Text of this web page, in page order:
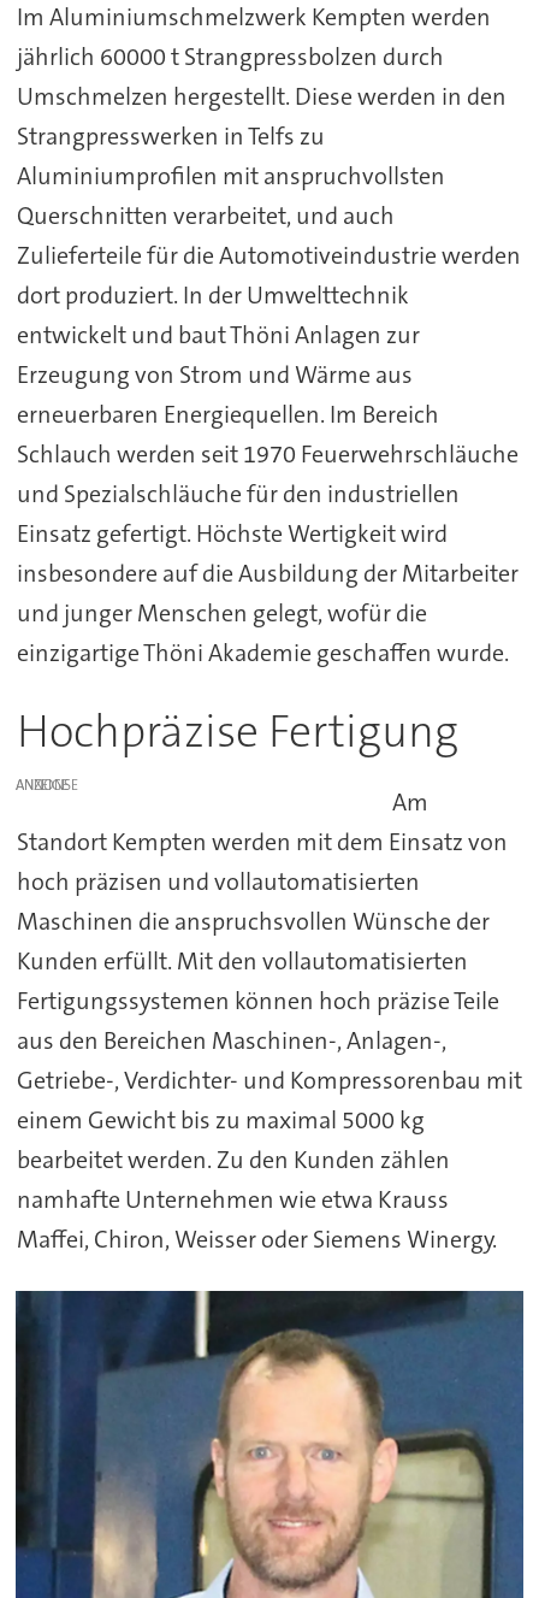
Im Aluminiumschmelzwerk Kempten werden
jährlich 60000 t Strangpressbolzen durch
Umschmelzen hergestellt. Diese werden in den
Strangpresswerken in Telfs zu
Aluminiumprofilen mit anspruchvollsten
Querschnitten verarbeitet, und auch
Zulieferteile für die Automotiveindustrie werden
dort produziert. In der Umwelttechnik
entwickelt und baut Thöni Anlagen zur
Erzeugung von Strom und Wärme aus
erneuerbaren Energiequellen. Im Bereich
Schlauch werden seit 1970 Feuerwehrschläuche
und Spezialschläuche für den industriellen
Einsatz gefertigt. Höchste Wertigkeit wird
insbesondere auf die Ausbildung der Mitarbeiter
und junger Menschen gelegt, wofür die
einzigartige Thöni Akademie geschaffen wurde.
Hochpräzise Fertigung
ANZEIGE
Am
Standort Kempten werden mit dem Einsatz von
hoch präzisen und vollautomatisierten
Maschinen die anspruchsvollen Wünsche der
Kunden erfüllt. Mit den vollautomatisierten
Fertigungssystemen können hoch präzise Teile
aus den Bereichen Maschinen-, Anlagen-,
Getriebe-, Verdichter- und Kompressorenbau mit
einem Gewicht bis zu maximal 5000 kg
bearbeitet werden. Zu den Kunden zählen
namhafte Unternehmen wie etwa Krauss
Maffei, Chiron, Weisser oder Siemens Winergy.